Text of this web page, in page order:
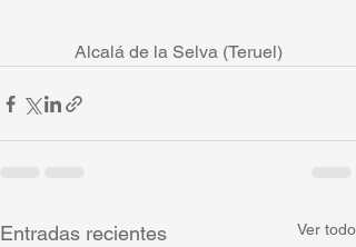
Alcalá de la Selva (Teruel)
Entradas recientes Ver todo